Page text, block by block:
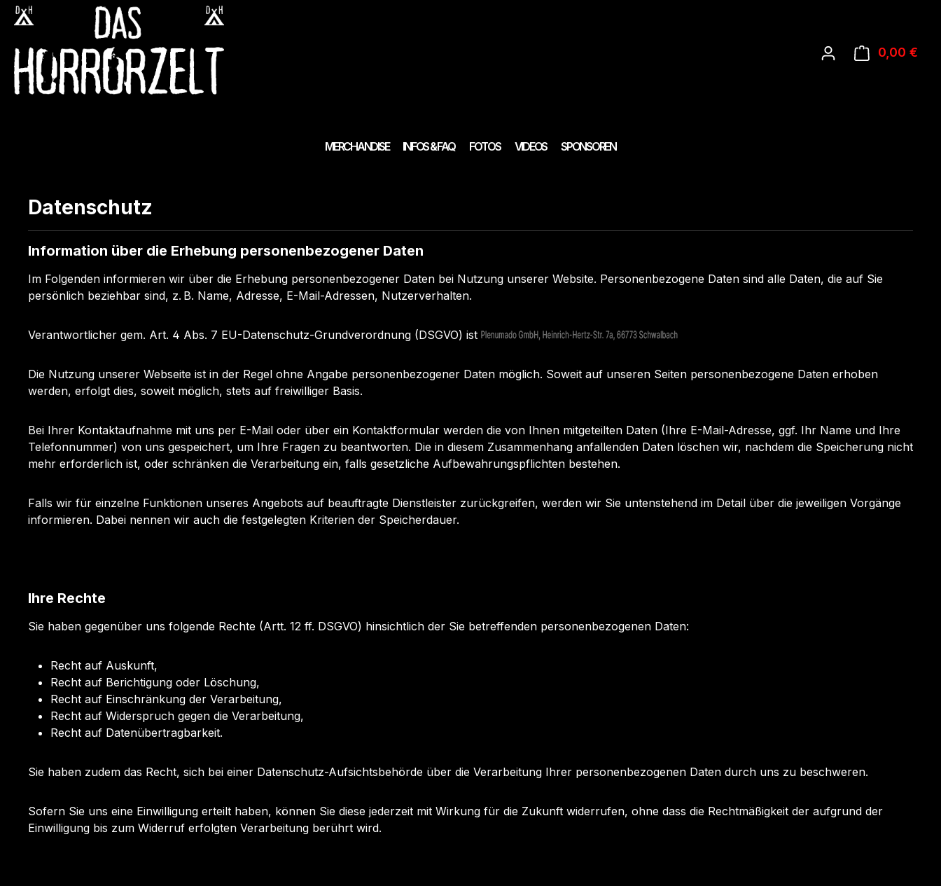
Hauptinhalt springen
Zur Suche springen
Zur Hauptnavigation springen
0,00 €
MERCHANDISE INFOS & FAQ FOTOS VIDEOS SPONSOREN
Datenschutz
Information über die Erhebung personenbezogener Daten
Im Folgenden informieren wir über die Erhebung personenbezogener Daten bei Nutzung unserer Website. Personenbezogene Daten sind alle Daten, die auf Sie
persönlich beziehbar sind, z. B. Name, Adresse, E-Mail-Adressen, Nutzerverhalten.
Verantwortlicher gem. Art. 4 Abs. 7 EU-Datenschutz-Grundverordnung (DSGVO) ist
Die Nutzung unserer Webseite ist in der Regel ohne Angabe personenbezogener Daten möglich. Soweit auf unseren Seiten personenbezogene Daten erhoben
werden, erfolgt dies, soweit möglich, stets auf freiwilliger Basis.
Bei Ihrer Kontaktaufnahme mit uns per E-Mail oder über ein Kontaktformular werden die von Ihnen mitgeteilten Daten (Ihre E-Mail-Adresse, ggf. Ihr Name und Ihre
Telefonnummer) von uns gespeichert, um Ihre Fragen zu beantworten. Die in diesem Zusammenhang anfallenden Daten löschen wir, nachdem die Speicherung nicht
mehr erforderlich ist, oder schränken die Verarbeitung ein, falls gesetzliche Aufbewahrungspflichten bestehen.
Falls wir für einzelne Funktionen unseres Angebots auf beauftragte Dienstleister zurückgreifen, werden wir Sie untenstehend im Detail über die jeweiligen Vorgänge
informieren. Dabei nennen wir auch die festgelegten Kriterien der Speicherdauer.
Ihre Rechte
Sie haben gegenüber uns folgende Rechte (Artt. 12 ff. DSGVO) hinsichtlich der Sie betreffenden personenbezogenen Daten:
Recht auf Auskunft,
Recht auf Berichtigung oder Löschung,
Recht auf Einschränkung der Verarbeitung,
Recht auf Widerspruch gegen die Verarbeitung,
Recht auf Datenübertragbarkeit.
Sie haben zudem das Recht, sich bei einer Datenschutz-Aufsichtsbehörde über die Verarbeitung Ihrer personenbezogenen Daten durch uns zu beschweren.
Sofern Sie uns eine Einwilligung erteilt haben, können Sie diese jederzeit mit Wirkung für die Zukunft widerrufen, ohne dass die Rechtmäßigkeit der aufgrund der
Einwilligung bis zum Widerruf erfolgten Verarbeitung berührt wird.